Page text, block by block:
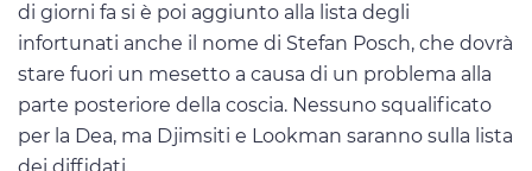
di giorni fa si è poi aggiunto alla lista degli
infortunati anche il nome di Stefan Posch, che dovrà
stare fuori un mesetto a causa di un problema alla
parte posteriore della coscia. Nessuno squalificato
per la Dea, ma Djimsiti e Lookman saranno sulla lista